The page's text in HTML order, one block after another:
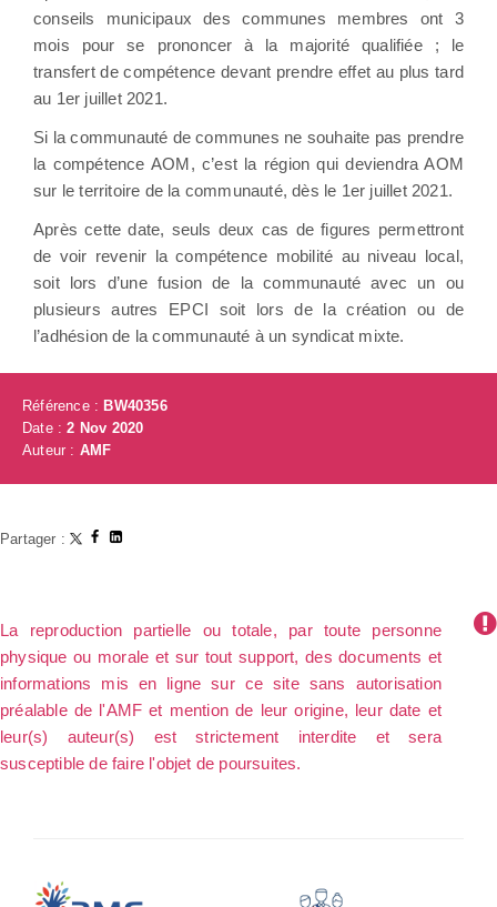
conseils municipaux des communes membres ont 3
mois pour se prononcer à la majorité qualifiée ; le
transfert de compétence devant prendre effet au plus tard
au 1er juillet 2021.
Si la communauté de communes ne souhaite pas prendre
la compétence AOM, c’est la région qui deviendra AOM
sur le territoire de la communauté, dès le 1er juillet 2021.
Après cette date, seuls deux cas de figures permettront
de voir revenir la compétence mobilité au niveau local,
soit lors d’une fusion de la communauté avec un ou
plusieurs autres EPCI soit lors de la création ou de
l’adhésion de la communauté à un syndicat mixte.
Référence :BW40356
Date :2 Nov 2020
Auteur : AMF
Partager :
La reproduction partielle ou totale, par toute personne
physique ou morale et sur tout support, des documents et
informations mis en ligne sur ce site sans autorisation
préalable de l'AMF et mention de leur origine, leur date et
leur(s) auteur(s) est strictement interdite et sera
susceptible de faire l'objet de poursuites.